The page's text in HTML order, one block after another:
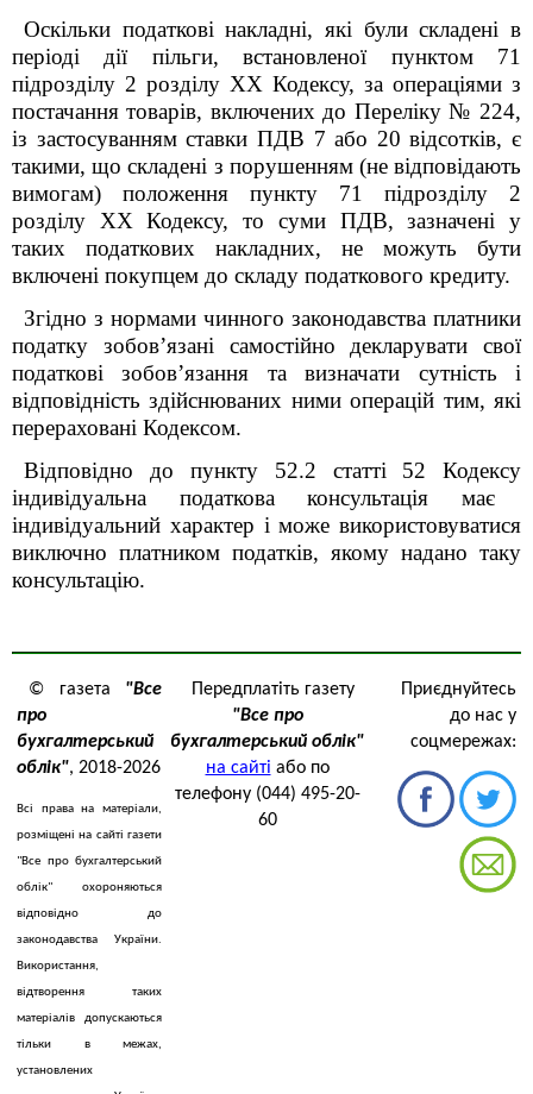
Оскільки податкові накладні, які були складені в
періоді дії пільги, встановленої пунктом 71
підрозділу 2 розділу XX Кодексу, за операціями з
постачання товарів, включених до Переліку № 224,
із застосуванням ставки ПДВ 7 або 20 відсотків, є
такими, що складені з порушенням (не відповідають
вимогам) положення пункту 71 підрозділу 2
розділу XX Кодексу, то суми ПДВ, зазначені у
таких податкових накладних, не можуть бути
включені покупцем до складу податкового кредиту.
Згідно з нормами чинного законодавства платники
податку зобов’язані самостійно декларувати свої
податкові зобов’язання та визначати сутність і
відповідність здійснюваних ними операцій тим, які
перераховані Кодексом.
Відповідно до пункту
52.2 статті 52Кодексу
індивідуальна податкова консультація має
індивідуальний характер і може використовуватися
виключно платником податків, якому надано таку
консультацію.
© газета "Все
про
бухгалтерський
облік", 2018-2026
Всі права на матеріали,
розміщені на сайті газети
"Все про бухгалтерський
облік" охороняються
відповідно до
законодавства України.
Використання,
відтворення таких
матеріалів допускаються
тільки в межах,
установлених
Передплатіть газету
"Все про
бухгалтерський облік"
на сайті або по
телефону (044) 495-20-
60
Приєднуйтесь
до нас у
соцмережах: